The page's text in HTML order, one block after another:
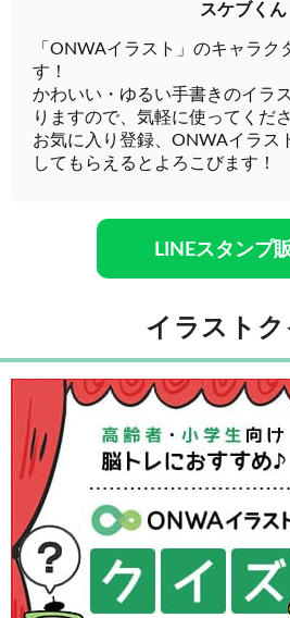
スケブくん
「ONWAイラスト」のキャラク
す！
かわいい・ゆるい手書きのイラ
りますので、気軽に使ってくだ
お気に入り登録、ONWAイラス
してもらえるとよろこびます！
LINEスタンプ
イラストク